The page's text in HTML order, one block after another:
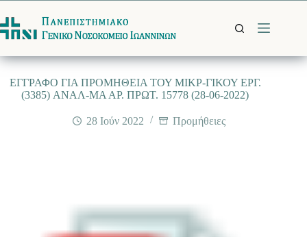
στο
περιεχόμενο
EΓΓΡΑΦΟ ΓΙΑ ΠΡΟΜΗΘΕΙΑ ΤΟΥ ΜΙΚΡ-ΓΙΚΟΥ ΕΡΓ.
(3385) ANΑΛ-ΜΑ ΑΡ. ΠΡΩΤ. 15778 (28-06-2022)
28 Ιούν 2022 Προμήθειες